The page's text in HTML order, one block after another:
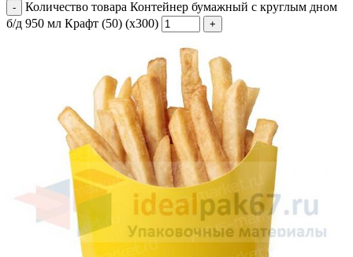
Количество товара Контейнер бумажный с круглым дном
б/д 950 мл Крафт (50) (х300)